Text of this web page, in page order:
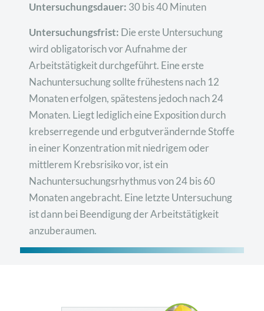
Untersuchungsdauer: 30 bis 40 Minuten
Untersuchungsfrist: Die erste Untersuchung
wird obligatorisch vor Aufnahme der
Arbeitstätigkeit durchgeführt. Eine erste
Nachuntersuchung sollte frühestens nach 12
Monaten erfolgen, spätestens jedoch nach 24
Monaten. Liegt lediglich eine Exposition durch
krebserregende und erbgutverändernde Stoffe
in einer Konzentration mit niedrigem oder
mittlerem Krebsrisiko vor, ist ein
Nachuntersuchungsrhythmus von 24 bis 60
Monaten angebracht. Eine letzte Untersuchung
ist dann bei Beendigung der Arbeitstätigkeit
anzuberaumen.